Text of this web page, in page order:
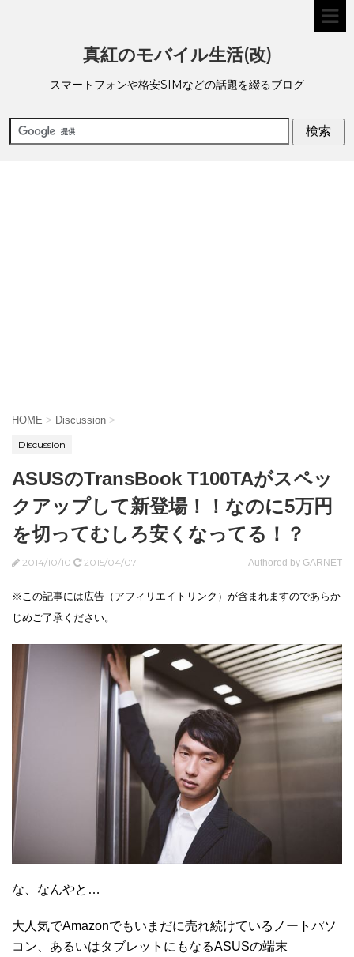
真紅のモバイル生活(改)
スマートフォンや格安SIMなどの話題を綴るブログ
HOME > Discussion >
Discussion
ASUSのTransBook T100TAがスペッ
クアップして新登場！！なのに5万円
を切ってむしろ安くなってる！？
2014/10/10 2015/04/07 Authored by GARNET
※この記事には広告（アフィリエイトリンク）が含まれますのであらか
じめご了承ください。
な、なんやと…
大人気でAmazonでもいまだに売れ続けているノートパソ
コン、あるいはタブレットにもなるASUSの端末